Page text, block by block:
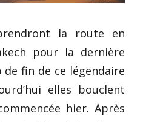
la route en
pour la dernière
fin de ce légendaire
elles bouclent
hier. Après